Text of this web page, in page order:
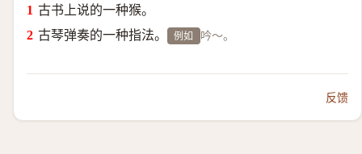
古书上说的一种猴。
古琴弹奏的一种指法。
例如 吟～。
反馈